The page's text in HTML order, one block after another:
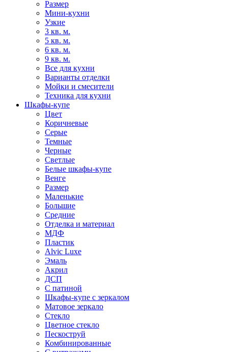
Размер
Мини-кухни
Узкие
3 кв. м.
5 кв. м.
6 кв. м.
9 кв. м.
Все для кухни
Варианты отделки
Мойки и смесители
Техника для кухни
Шкафы-купе
Цвет
Коричневые
Серые
Темные
Черные
Светлые
Белые шкафы-купе
Венге
Размер
Маленькие
Большие
Средние
Отделка и материал
МДФ
Пластик
Alvic Luxe
Эмаль
Акрил
ДСП
С патиной
Шкафы-купе с зеркалом
Матовое зеркало
Стекло
Цветное стекло
Пескоструй
Комбинированные